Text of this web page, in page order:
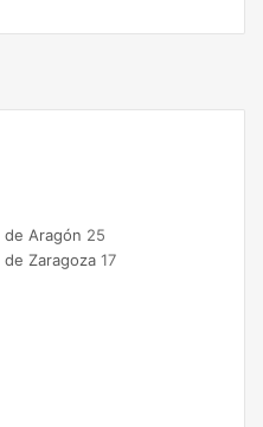
Aragón 25
Zaragoza 17